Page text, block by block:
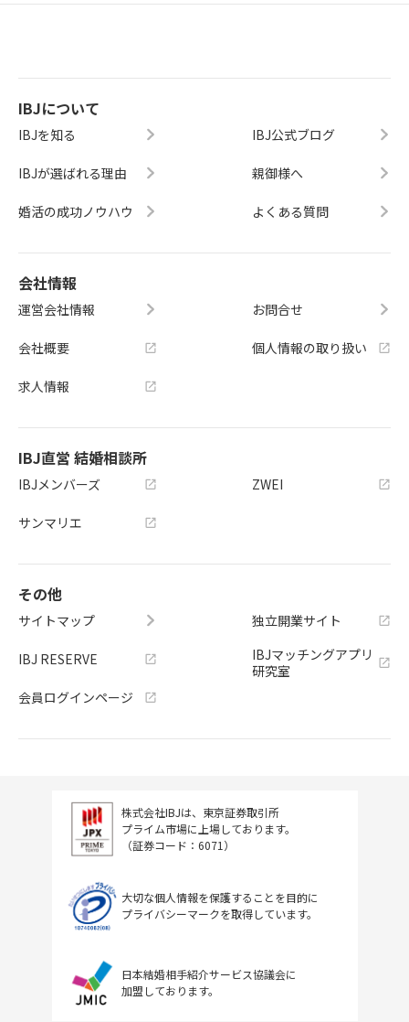
IBJについて
IBJを知る
IBJが選ばれる理由
婚活の成功ノウハウ
IBJ公式ブログ
親御様へ
よくある質問
会社情報
運営会社情報
会社概要
求人情報
お問合せ
個人情報の取り扱い
IBJ直営 結婚相談所
IBJメンバーズ
サンマリエ
ZWEI
その他
サイトマップ
IBJ RESERVE
会員ログインページ
独立開業サイト
IBJマッチングアプリ
研究室
株式会社IBJは、東京証券取引所
プライム市場に上場しております。
（証券コード：6071）
大切な個人情報を保護することを目的に
プライバシーマークを取得しています。
日本結婚相手紹介サービス協議会に
加盟しております。